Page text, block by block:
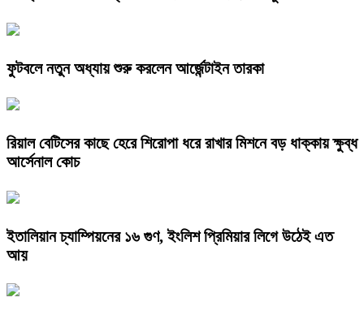
ফুটবলে নতুন অধ্যায় শুরু করলেন আর্জেন্টাইন তারকা
রিয়াল বেটিসের কাছে হেরে শিরোপা ধরে রাখার মিশনে বড় ধাক্কায় ক্ষুব্ধ
আর্সেনাল কোচ
ইতালিয়ান চ্যাম্পিয়নের ১৬ গুণ, ইংলিশ প্রিমিয়ার লিগে উঠেই এত
আয়